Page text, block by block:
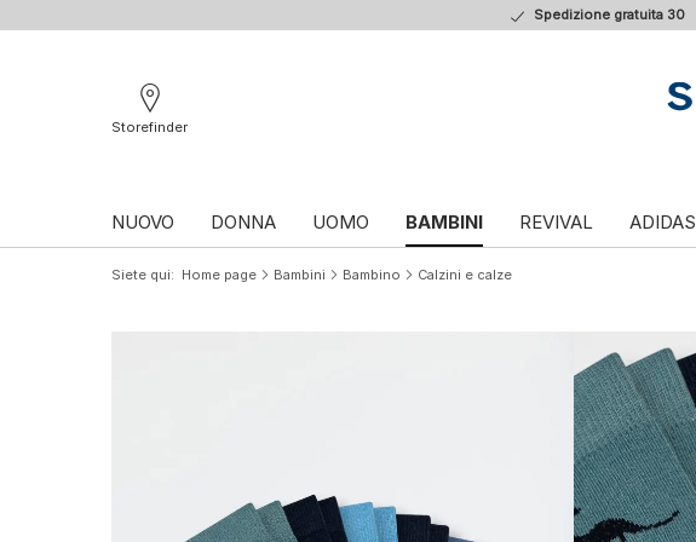
Spedizione gratuita 30
Storefinder
NUOVO DONNA UOMO BAMBINI REVIVAL ADIDAS
Siete qui Home page Bambini Bambino Calzini e calze